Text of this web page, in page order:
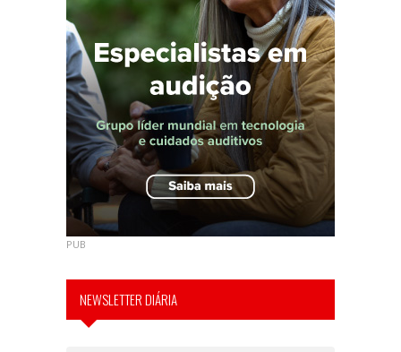
PUB
NEWSLETTER DIÁRIA